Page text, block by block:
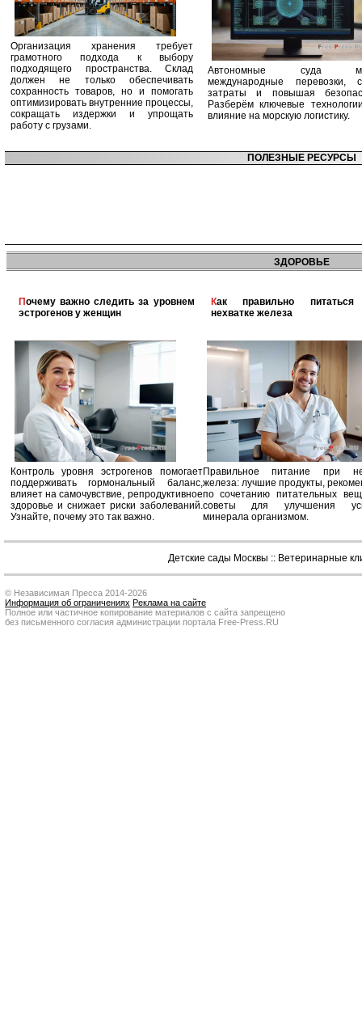
Организация хранения требует
грамотного подхода к выбору
подходящего пространства. Склад
должен не только обеспечивать
сохранность товаров, но и помогать
оптимизировать внутренние процессы,
сокращать издержки и упрощать
работу с грузами.
Автономные суда
международные перевозки,
затраты и повышая
Разберём ключевые
влияние на морскую логистику.
ПОЛЕЗНЫЕ РЕСУРСЫ
ЗДОРОВЬЕ
Почему важно следить за уровнем
эстрогенов у женщин
Контроль уровня эстрогенов помогает
поддерживать гормональный баланс,
влияет на самочувствие, репродуктивное
здоровье и снижает риски заболеваний.
Узнайте, почему это так важно.
Как правильно питаться при
нехватке железа
Правильное питание при
железа: лучшие продукты,
по сочетанию питательных
советы для улучшения
минерала организмом.
Детские сады Москвы :: Ветеринарные
© Независимая Пресса 2014-2026
Информация об ограничениях Реклама на сайте
Полное или частичное копирование материалов с сайта запрещено
без письменного согласия администрации портала Free-Press.RU